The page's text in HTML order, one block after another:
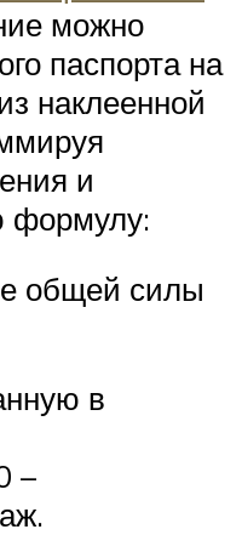
можно
паспорта на
наклеенной
и
формулу:
общей силы
в
–